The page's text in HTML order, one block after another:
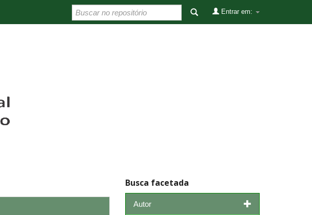
Entrar em:
Busca facetada
Autor